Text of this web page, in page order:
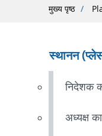
पग
मुख्य पृष्ठ
स्थानन
निदेशक
अध्यक्ष